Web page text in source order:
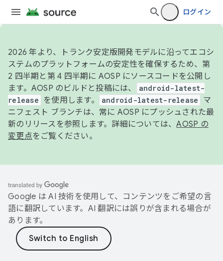
ログイン
2026 年より、トランク安定版開発モデルに沿ってエコシ
ステムのプラットフォームの安定性を確保するため、第
2 四半期と第 4 四半期に AOSP にソースコードを公開し
ます。AOSP のビルドと投稿には、
android-latest-
release
を使用します。 android-latest-release
マ
ニフェスト ブランチは、常に AOSP にプッシュされた最
新のリリースを参照します。詳細については、AOSP の
変更点をご覧ください。
Google は AI 技術を使用して、コンテンツをご希望の言
語に翻訳しています。AI 翻訳には誤りが含まれる場合が
あります。